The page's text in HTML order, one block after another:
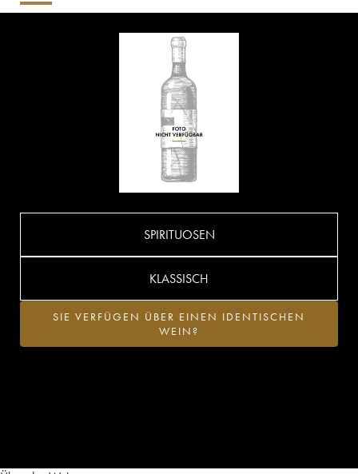
SPIRITUOSEN
KLASSISCH
SIE VERFÜGEN ÜBER EINEN IDENTISCHEN
WEIN?